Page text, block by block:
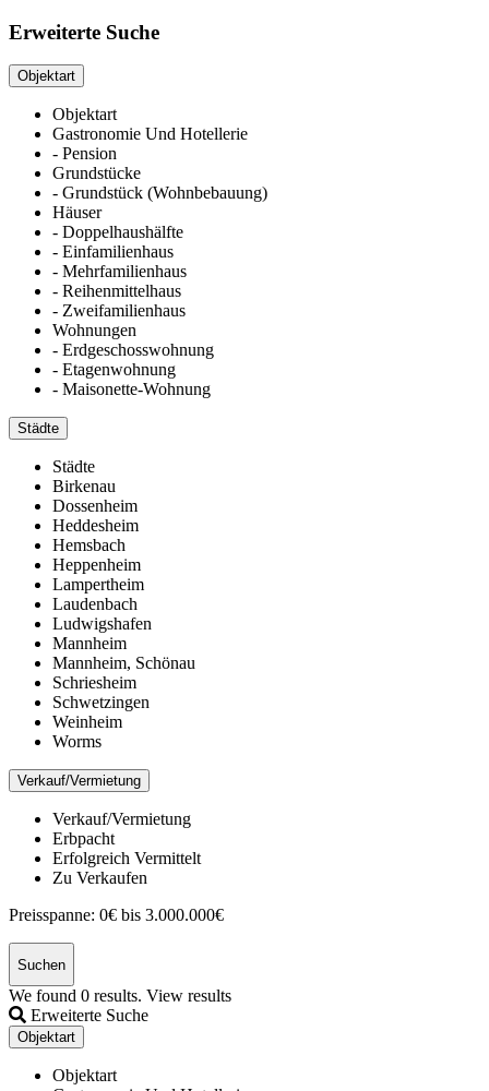
Erweiterte Suche
Objektart
Objektart
Gastronomie Und Hotellerie
- Pension
Grundstücke
- Grundstück (Wohnbebauung)
Häuser
- Doppelhaushälfte
- Einfamilienhaus
- Mehrfamilienhaus
- Reihenmittelhaus
- Zweifamilienhaus
Wohnungen
- Erdgeschosswohnung
- Etagenwohnung
- Maisonette-Wohnung
Städte
Städte
Birkenau
Dossenheim
Heddesheim
Hemsbach
Heppenheim
Lampertheim
Laudenbach
Ludwigshafen
Mannheim
Mannheim, Schönau
Schriesheim
Schwetzingen
Weinheim
Worms
Verkauf/Vermietung
Verkauf/Vermietung
Erbpacht
Erfolgreich Vermittelt
Zu Verkaufen
Preisspanne: 0€ bis 3.000.000€
Suchen
We found 0 results. View results
Erweiterte Suche
Objektart
Objektart